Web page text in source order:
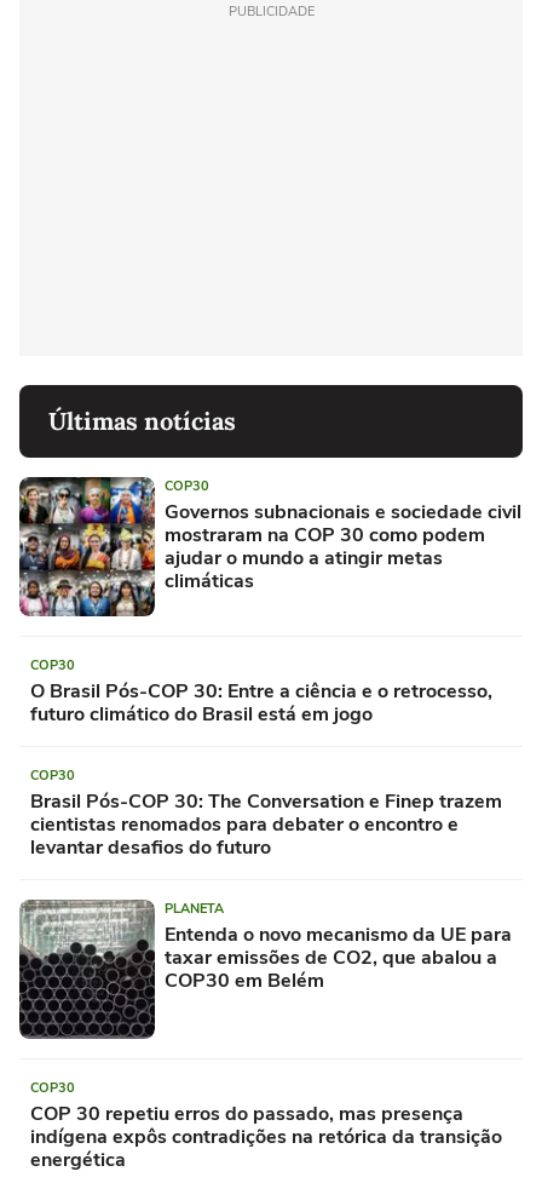
PUBLICIDADE
Últimas notícias
COP30
Governos subnacionais e sociedade civil
mostraram na COP 30 como podem
ajudar o mundo a atingir metas
climáticas
COP30
O Brasil Pós-COP 30: Entre a ciência e o retrocesso,
futuro climático do Brasil está em jogo
COP30
Brasil Pós-COP 30: The Conversation e Finep trazem
cientistas renomados para debater o encontro e
levantar desafios do futuro
PLANETA
Entenda o novo mecanismo da UE para
taxar emissões de CO2, que abalou a
COP30 em Belém
COP30
COP 30 repetiu erros do passado, mas presença
indígena expôs contradições na retórica da transição
energética